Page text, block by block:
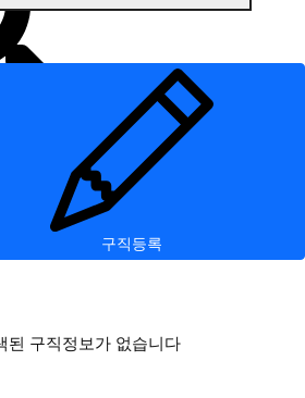
구직등록
된 구직정보가 없습니다